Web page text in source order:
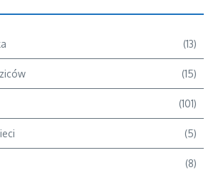
(13)
(15)
(101)
(5)
(8)